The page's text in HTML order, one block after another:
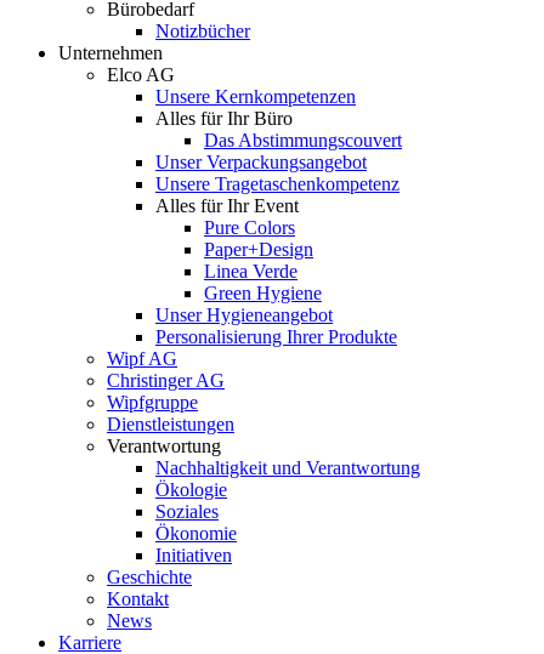
Bürobedarf
Notizbücher
Unternehmen
Elco AG
Unsere Kernkompetenzen
Alles für Ihr Büro
Das Abstimmungscouvert
Unser Verpackungsangebot
Unsere Tragetaschenkompetenz
Alles für Ihr Event
Pure Colors
Paper+Design
Linea Verde
Green Hygiene
Unser Hygieneangebot
Personalisierung Ihrer Produkte
Wipf AG
Christinger AG
Wipfgruppe
Dienstleistungen
Verantwortung
Nachhaltigkeit und Verantwortung
Ökologie
Soziales
Ökonomie
Initiativen
Geschichte
Kontakt
News
Karriere